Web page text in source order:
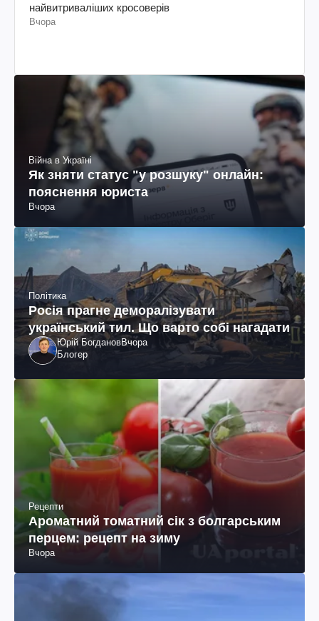
найвитриваліших кросоверів
Вчора
Війна в Україні
Як зняти статус "у розшуку" онлайн:
пояснення юриста
Вчора
Політика
Росія прагне деморалізувати
український тил. Що варто собі нагадати
Юрій БогдановВчора
Блогер
Рецепти
Ароматний томатний сік з болгарським
перцем: рецепт на зиму
Вчора